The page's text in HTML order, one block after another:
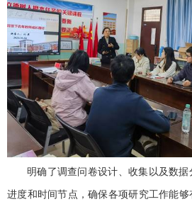
明确了调查问卷设计、收集以及数
进度和时间节点，确保各项研究工作能